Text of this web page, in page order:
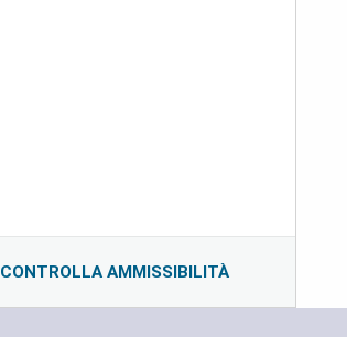
CONTROLLA AMMISSIBILITÀ